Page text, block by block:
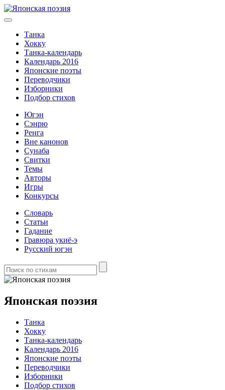
Танка
Хокку
Танка-календарь
Календарь 2016
Японские поэты
Переводчики
Изборники
Подбор стихов
Югэн
Сэнрю
Ренга
Вне канонов
Сунаба
Свитки
Темы
Авторы
Игры
Конкурсы
Словарь
Статьи
Гадание
Гравюра укиё-э
Русский югэн
Японская поэзия
Танка
Хокку
Танка-календарь
Календарь 2016
Японские поэты
Переводчики
Изборники
Подбор стихов